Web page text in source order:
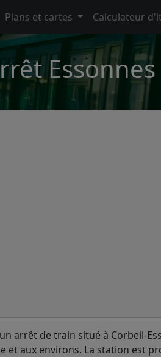
Plans et cartes Calculateur
arrêt de train situé à Corbeil-
et aux environs. La station est